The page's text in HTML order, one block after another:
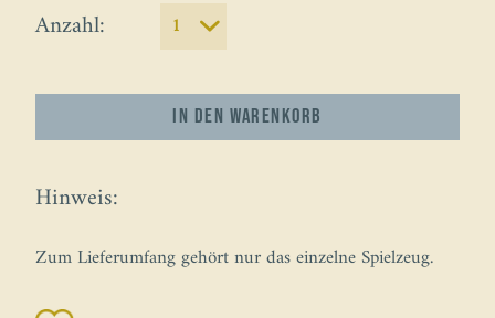
Anzahl:
In den Warenkorb
Hinweis:
Zum Lieferumfang gehört nur das einzelne Spielzeug.